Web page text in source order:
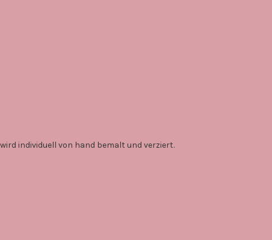
individuell von hand bemalt und verziert.